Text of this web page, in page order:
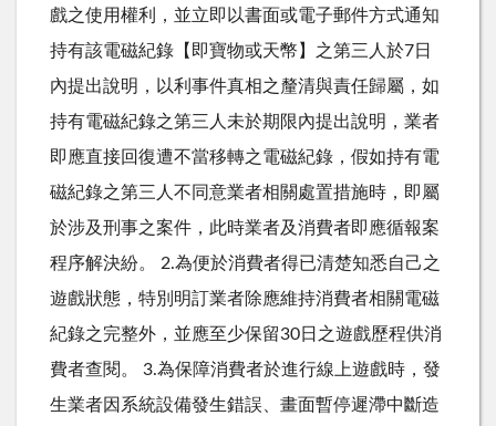
戲之使用權利，並立即以書面或電子郵件方式通知
持有該電磁紀錄【即寶物或天幣】之第三人於7日
內提出說明，以利事件真相之釐清與責任歸屬，如
持有電磁紀錄之第三人未於期限內提出說明，業者
即應直接回復遭不當移轉之電磁紀錄，假如持有電
磁紀錄之第三人不同意業者相關處置措施時，即屬
於涉及刑事之案件，此時業者及消費者即應循報案
程序解決紛。 2.為便於消費者得已清楚知悉自己之
遊戲狀態，特別明訂業者除應維持消費者相關電磁
紀錄之完整外，並應至少保留30日之遊戲歷程供消
費者查閱。 3.為保障消費者於進行線上遊戲時，發
生業者因系統設備發生錯誤、畫面暫停遲滯中斷造